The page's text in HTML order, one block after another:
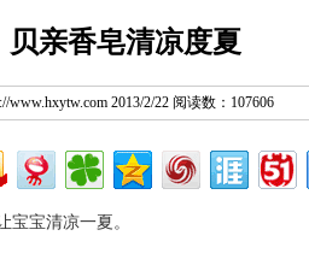
贝亲香皂清凉度夏
www.hxytw.com 2013/2/22 阅读数：107606
宝宝清凉一夏。